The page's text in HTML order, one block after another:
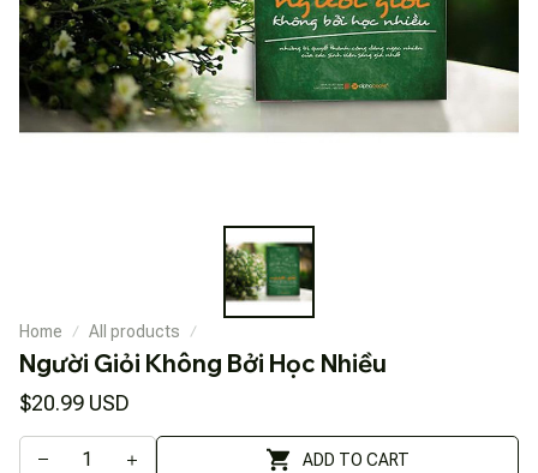
Home All products
Người Giỏi Không Bởi Học Nhiều
$20.99 USD
ADD TO CART